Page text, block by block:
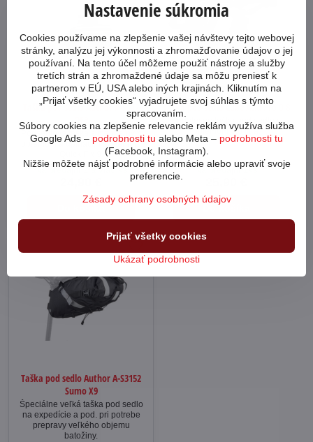
Taška pod sedlo Author A-S112
QF9
Podsedlová taška s meniteľným
objemom a upínacím systémom
Na predajni 2 a viac ks
Taška pod sedlo Cube Acid Pro 0,8
Vodotesná taška pod sedlo s
objemom 0,8 litra.
Na predajni 1ks
Do košíka
Taška pod sedlo Author A-S3152
Sumo X9
Špeciálne veľká taška pod sedlo
na expedície a pod. pri potrebe
prepravy veľkého objemu
batožiny.
Nastavenie súkromia
Cookies používame na zlepšenie vašej návštevy tejto webovej
stránky, analýzu jej výkonnosti a zhromažďovanie údajov o jej
používaní. Na tento účel môžeme použiť nástroje a služby
tretích strán a zhromaždené údaje sa môžu preniesť k
partnerom v EÚ, USA alebo iných krajinách. Kliknutím na
„Prijať všetky cookies“ vyjadrujete svoj súhlas s týmto
spracovaním.
Súbory cookies na zlepšenie relevancie reklám využíva služba
Google Ads – podrobnosti tu alebo Meta – podrobnosti tu
(Facebook, Instagram).
Nižšie môžete nájsť podrobné informácie alebo upraviť svoje
preferencie.
Zásady ochrany osobných údajov
Ukázať podrobnosti
Prijať všetky cookies